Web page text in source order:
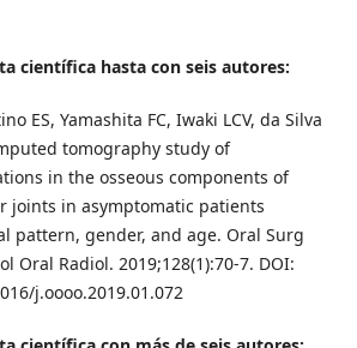
científica hasta con seis autores:
ES, Yamashita FC, Iwaki LCV, da Silva
tomography study of
in the osseous components of
joints in asymptomatic patients
pattern, gender, and age. Oral Surg
Oral Radiol. 2019;128(1):70-7. DOI:
j.oooo.2019.01.072